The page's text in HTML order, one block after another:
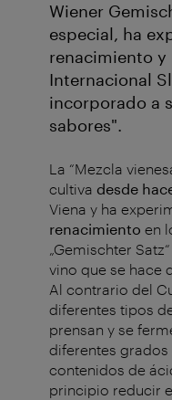
Wiener
especial, ha
renacimiento y
Internacional
incorporado a
sabores".
La “Mezcla
cultiva desde
Viena y ha
renacimiento en
„Gemischter
vino que se hace
Al contrario del
diferentes tipos
prensan y se
diferentes
contenidos de
principio reducir